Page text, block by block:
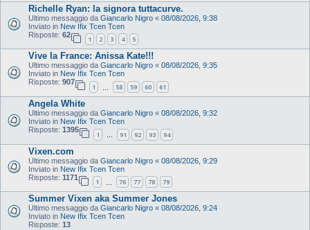
Richelle Ryan: la signora tuttacurve.
Ultimo messaggio da Giancarlo Nigro « 08/08/2026, 9:38
Inviato in New Ifix Tcen Tcen
Risposte: 62
1 2 3 4 5
Vive la France: Anissa Kate!!!
Ultimo messaggio da Giancarlo Nigro « 08/08/2026, 9:35
Inviato in New Ifix Tcen Tcen
Risposte: 907
1 58 59 60 61
Angela White
Ultimo messaggio da Giancarlo Nigro « 08/08/2026, 9:32
Inviato in New Ifix Tcen Tcen
Risposte: 1395
1 … 91 92 93 94
Vixen.com
Ultimo messaggio da Giancarlo Nigro « 08/08/2026, 9:29
Inviato in New Ifix Tcen Tcen
Risposte: 1171
1 76 77 78 79
Summer Vixen aka Summer Jones
Ultimo messaggio da Giancarlo Nigro « 08/08/2026, 9:24
Inviato in New Ifix Tcen Tcen
Risposte: 13